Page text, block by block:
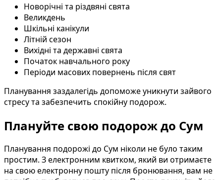
Новорічні та різдвяні свята
Великдень
Шкільні канікули
Літній сезон
Вихідні та державні свята
Початок навчального року
Періоди масових повернень після свят
Планування заздалегідь допоможе уникнути зайвого
стресу та забезпечить спокійну подорож.
Плануйте свою подорож до Сум
Планування подорожі до Сум ніколи не було таким
простим. З електронним квитком, який ви отримаєте
на свою електронну пошту після бронювання, вам не